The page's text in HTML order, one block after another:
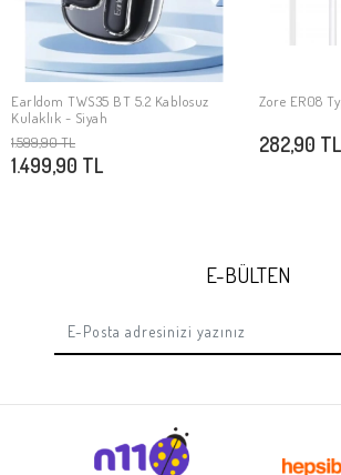
SEPETE EKLE
Earldom TWS35 BT 5.2 Kablosuz
Kulaklık - Siyah
1.599,90 TL
1.499,90 TL
Zore ER08
282,90 TL
E-BÜLTEN